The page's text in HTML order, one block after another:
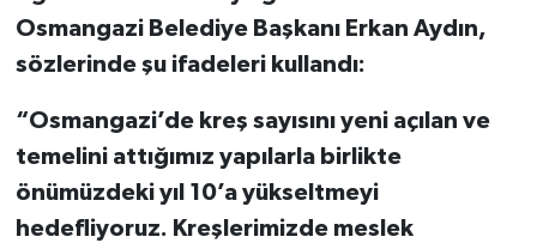
Osmangazi Belediye Başkanı Erkan Aydın,
sözlerinde şu ifadeleri kullandı:
“Osmangazi’de kreş sayısını yeni açılan ve
temelini attığımız yapılarla birlikte
önümüzdeki yıl 10’a yükseltmeyi
hedefliyoruz. Kreşlerimizde meslek